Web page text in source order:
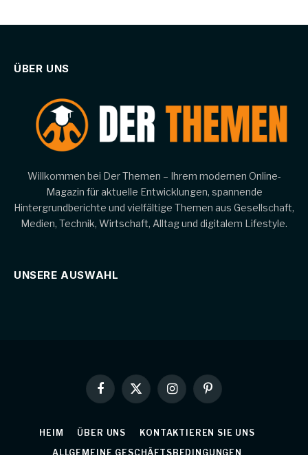
ÜBER UNS
Willkommen bei Der Themen – Ihrem modernen Online-
Magazin für aktuelle Entwicklungen, spannende
Hintergrundberichte und vielfältige Themen aus Gesellschaft,
Medien, Technik, Wirtschaft, Alltag und digitalem Lifestyle.
UNSERE AUSWAHL
Facebook
X
(Twitter)
InstagramPinterest
HEIM ÜBER UNS
KONTAKTIEREN SIE UNS
ALLGEMEINE GESCHÄFTSBEDINGUNGEN